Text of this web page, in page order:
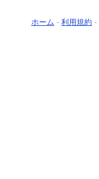
ホーム - 利用規約 -